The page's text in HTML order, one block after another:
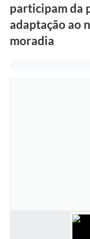
participam da
adaptação ao
moradia